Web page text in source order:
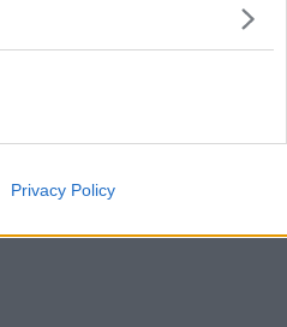
Privacy Policy
|Press|Om oss| © Betapet